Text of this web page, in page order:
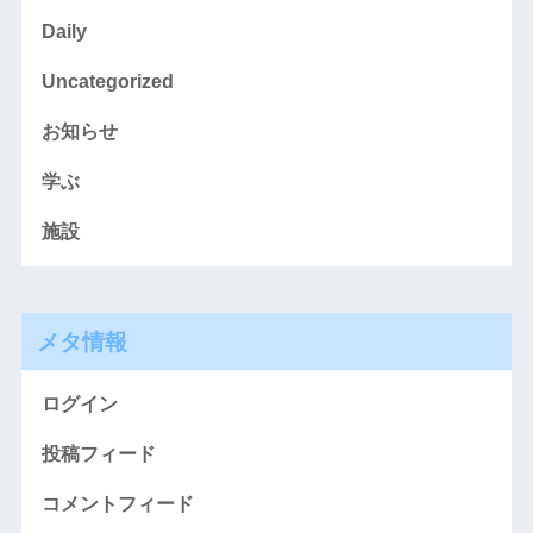
Daily
Uncategorized
お知らせ
学ぶ
施設
メタ情報
ログイン
投稿フィード
コメントフィード